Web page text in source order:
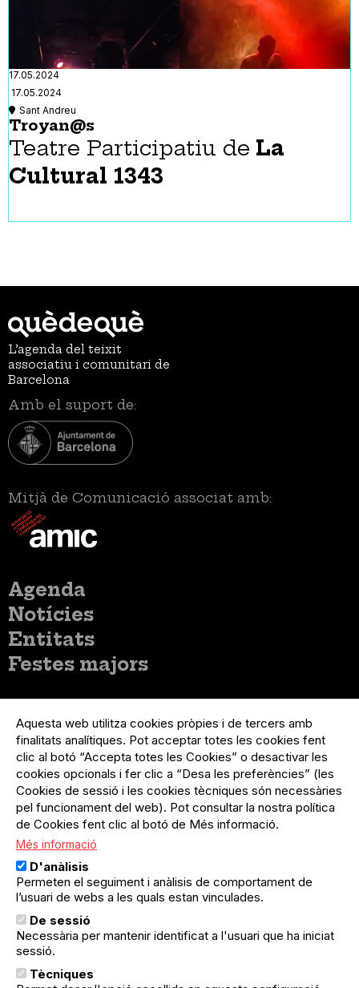
17.05.2024
17.05.2024
Sant Andreu
Troyan@s
Teatre Participatiu de La
Cultural 1343
L’agenda del teixit
associatiu i comunitari de
Barcelona
Amb el suport de:
Mitjà de Comunicació associat amb:
Menú
principal
Agenda
Notícies
Entitats
Festes majors
del
compte
d'usuari
Menú
usuari
no
loggat
Registre organització
Menú
Peu
Sobre el projecte
Preguntes freqüents
Contacte
Menú
Legal
Política de privacitat
Avís legal
Política de cookies
El Quèdequè no es fa responsable de les activitats
programades; en són responsables els col·lectius
organitzadors.
Aquesta web utilitza cookies pròpies i de tercers amb
finalitats analítiques. Pot acceptar totes les cookies fent
clic al botó “Accepta totes les Cookies” o desactivar les
cookies opcionals i fer clic a “Desa les preferències” (les
Cookies de sessió i les cookies tècniques són necessàries
pel funcionament del web). Pot consultar la nostra política
de Cookies fent clic al botó de Més informació.
Més informació
D'anàlisis
Permeten el seguiment i anàlisis de comportament de
l’usuari de webs a les quals estan vinculades.
De sessió
Necessària per mantenir identificat a l'usuari que ha iniciat
sessió.
Tècniques